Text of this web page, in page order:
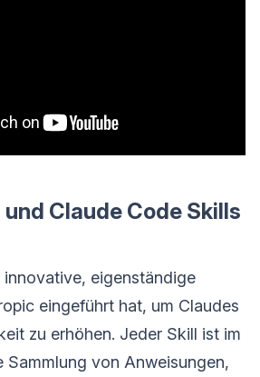
Claude Code Skills
innovative, eigenständige
eingeführt hat, um Claudes
zu erhöhen. Jeder Skill ist im
Sammlung von Anweisungen,